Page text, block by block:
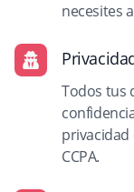
necesites
Todos tus
privacidad
CCPA.